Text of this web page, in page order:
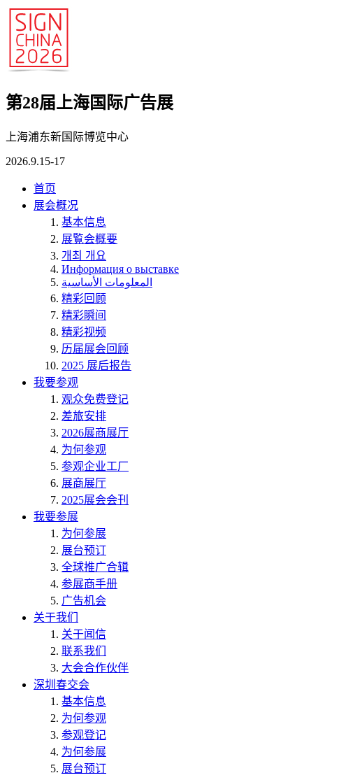
第28届上海国际广告展
上海浦东新国际博览中心
2026.9.15-17
首页
展会概况
基本信息
展覧会概要
개최 개요
Информация о выставке
المعلومات الأساسية
精彩回顾
精彩瞬间
精彩视频
历届展会回顾
2025 展后报告
我要参观
观众免费登记
差旅安排
2026展商展厅
为何参观
参观企业工厂
展商展厅
2025展会会刊
我要参展
为何参展
展台预订
全球推广合辑
参展商手册
广告机会
关于我们
关于闻信
联系我们
大会合作伙伴
深圳春交会
基本信息
为何参观
参观登记
为何参展
展台预订